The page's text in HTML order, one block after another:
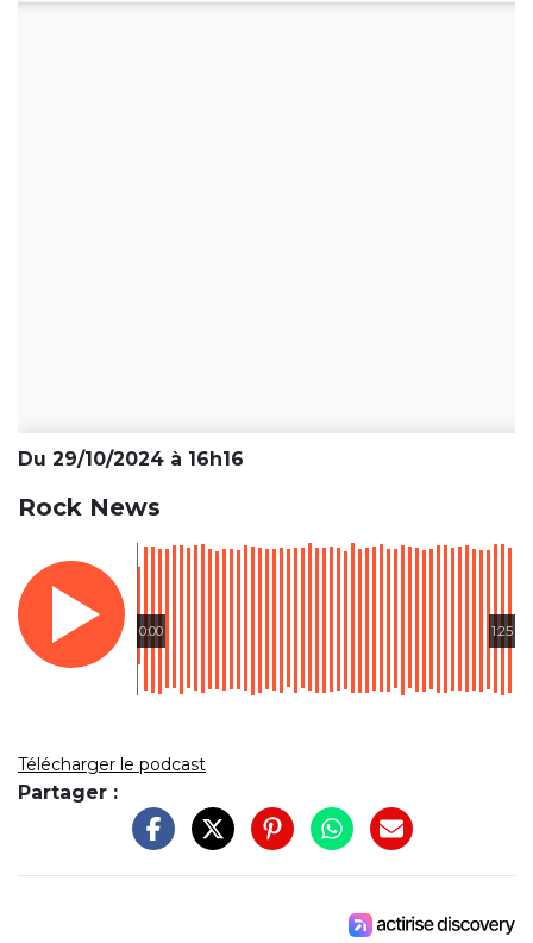
Du 29/10/2024 à 16h16
Rock News
0:00 1:25
Télécharger le podcast
Partager :